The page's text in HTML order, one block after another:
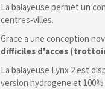
La balayeuse permet un
centres-villes.
Grace a une conception
difficiles d'acces
La balayeuse Lynx 2 est
version hydrogene et